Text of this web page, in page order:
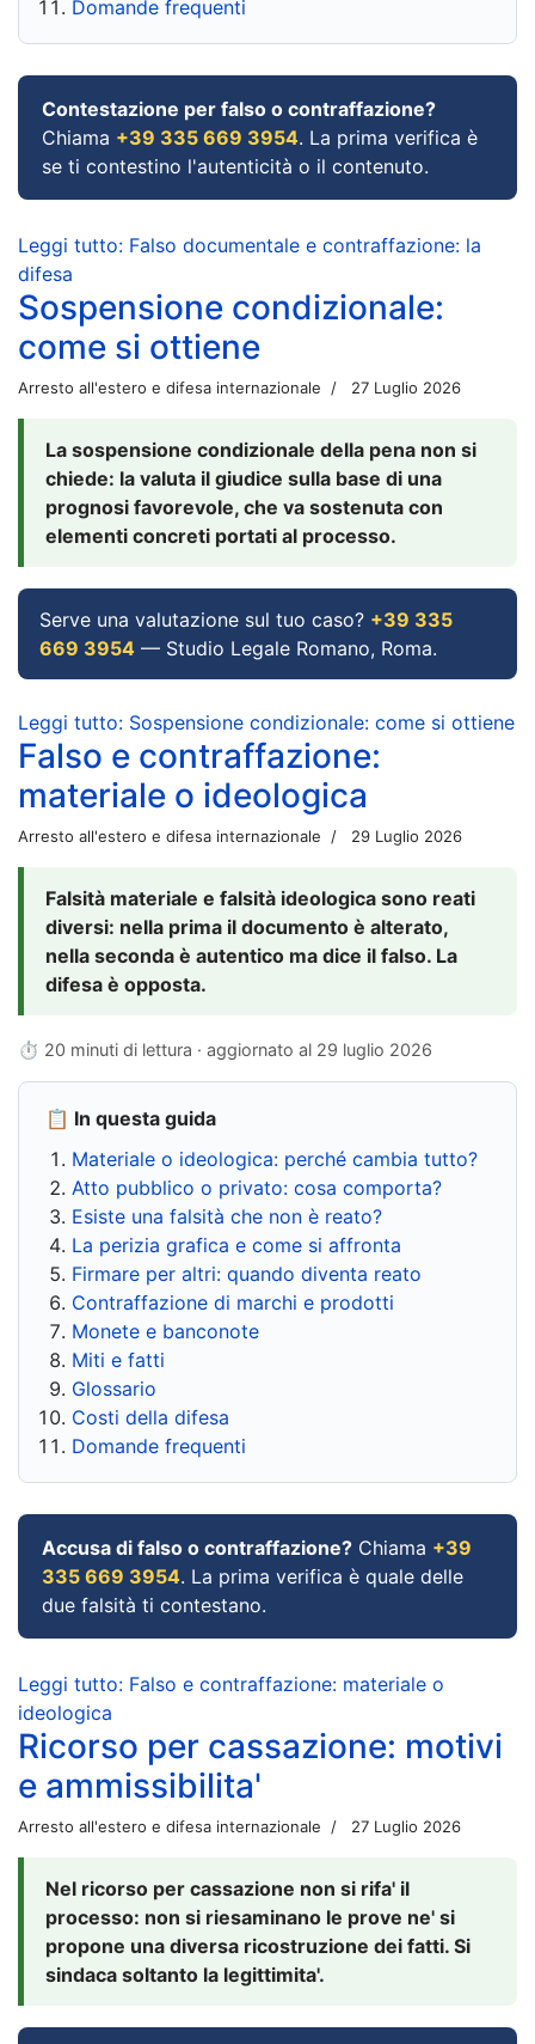
Domande frequenti
Contestazione per falso o contraffazione?
Chiama +39 335 669 3954. La prima verifica è
se ti contestino l'autenticità o il contenuto.
Leggi tutto: Falso documentale e contraffazione: la
difesa
Sospensione condizionale:
come si ottiene
Arresto all'estero e difesa internazionale 27 Luglio 2026
La sospensione condizionale della pena non si
chiede: la valuta il giudice sulla base di una
prognosi favorevole, che va sostenuta con
elementi concreti portati al processo.
Serve una valutazione sul tuo caso? +39 335
669 3954 — Studio Legale Romano, Roma.
Leggi tutto: Sospensione condizionale: come si ottiene
Falso e contraffazione:
materiale o ideologica
Arresto all'estero e difesa internazionale 29 Luglio 2026
Falsità materiale e falsità ideologica sono reati
diversi: nella prima il documento è alterato,
nella seconda è autentico ma dice il falso. La
difesa è opposta.
⏱ 20 minuti di lettura · aggiornato al 29 luglio 2026
📋 In questa guida
Materiale o ideologica: perché cambia tutto?
Atto pubblico o privato: cosa comporta?
Esiste una falsità che non è reato?
La perizia grafica e come si affronta
Firmare per altri: quando diventa reato
Contraffazione di marchi e prodotti
Monete e banconote
Miti e fatti
Glossario
Costi della difesa
Domande frequenti
Accusa di falso o contraffazione? Chiama +39
335 669 3954. La prima verifica è quale delle
due falsità ti contestano.
Leggi tutto: Falso e contraffazione: materiale o
ideologica
Ricorso per cassazione: motivi
e ammissibilita'
Arresto all'estero e difesa internazionale 27 Luglio 2026
Nel ricorso per cassazione non si rifa' il
processo: non si riesaminano le prove ne' si
propone una diversa ricostruzione dei fatti. Si
sindaca soltanto la legittimita'.